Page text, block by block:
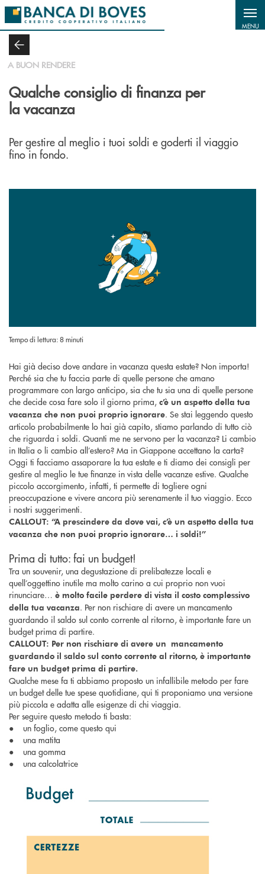
Salta al contenuto principale
MENU
A BUON RENDERE
Qualche consiglio di finanza per
la vacanza
Per gestire al meglio i tuoi soldi e goderti il viaggio
fino in fondo.
Tempo di lettura: 8 minuti
Hai già deciso dove andare in vacanza questa estate? Non importa!
Perché sia che tu faccia parte di quelle persone che amano
programmare con largo anticipo, sia che tu sia una di quelle persone
che decide cosa fare solo il giorno prima, c’è un aspetto della tua
vacanza che non puoi proprio ignorare. Se stai leggendo questo
articolo probabilmente lo hai già capito, stiamo parlando di tutto ciò
che riguarda i soldi. Quanti me ne servono per la vacanza? Li cambio
in Italia o li cambio all’estero? Ma in Giappone accettano la carta?
Oggi ti facciamo assaporare la tua estate e ti diamo dei consigli per
gestire al meglio le tue finanze in vista delle vacanze estive. Qualche
piccolo accorgimento, infatti, ti permette di togliere ogni
preoccupazione e vivere ancora più serenamente il tuo viaggio. Ecco
i nostri suggerimenti.
CALLOUT: “A prescindere da dove vai, c’è un aspetto della tua
vacanza che non puoi proprio ignorare… i soldi!”
Prima di tutto: fai un budget!
Tra un souvenir, una degustazione di prelibatezze locali e
quell’oggettino inutile ma molto carino a cui proprio non vuoi
rinunciare… è molto facile perdere di vista il costo complessivo
della tua vacanza. Per non rischiare di avere un mancamento
guardando il saldo sul conto corrente al ritorno, è importante fare un
budget prima di partire.
CALLOUT: Per non rischiare di avere un mancamento
guardando il saldo sul conto corrente al ritorno, è importante
fare un budget prima di partire.
Qualche mese fa ti abbiamo proposto un infallibile metodo per fare
un budget delle tue spese quotidiane, qui ti proponiamo una versione
più piccola e adatta alle esigenze di chi viaggia.
Per seguire questo metodo ti basta:
● un foglio, come questo qui
● una matita
● una gomma
● una calcolatrice